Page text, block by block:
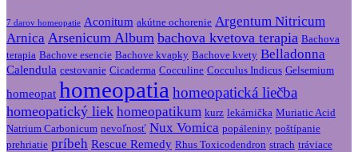
7 darov homeopatie Aconitum akútne ochorenie Argentum Nitricum
Arnica Arsenicum Album bachova kvetova terapia Bachova
terapia Bachove esencie Bachove kvapky Bachove kvety Belladonna
Calendula cestovanie Cicaderma Cocculine Cocculus Indicus Gelsemium
homeopat homeopatia homeopatická liečba
homeopatický liek homeopatikum kurz lekárnička Muriatic Acid
Natrium Carbonicum nevoľnosť Nux Vomica popáleniny poštípanie
prehriatie príbeh Rescue Remedy Rhus Toxicodendron strach tráviace